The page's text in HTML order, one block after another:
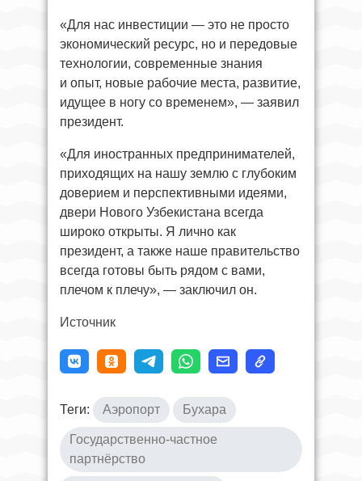
«Для нас инвестиции — это не просто
экономический ресурс, но и передовые
технологии, современные знания
и опыт, новые рабочие места, развитие,
идущее в ногу со временем», — заявил
президент.
«Для иностранных предпринимателей,
приходящих на нашу землю с глубоким
доверием и перспективными идеями,
двери Нового Узбекистана всегда
широко открыты. Я лично как
президент, а также наше правительство
всегда готовы быть рядом с вами,
плечом к плечу», — заключил он.
Источник
Теги: Аэропорт Бухара
Государственно-частное
партнёрство